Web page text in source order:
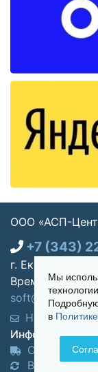
ООО «АСП-
+7 (343)
г.
Время работы:
soft@asp-
Написать нам
Информация
Оплата и
Возврат и
Мы
в